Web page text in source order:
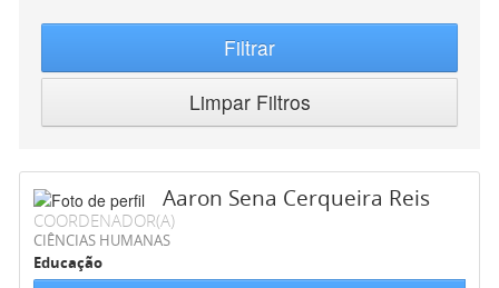
Filtrar
Limpar Filtros
Aaron Sena Cerqueira Reis
COORDENADOR(A)
CIÊNCIAS HUMANAS
Educação